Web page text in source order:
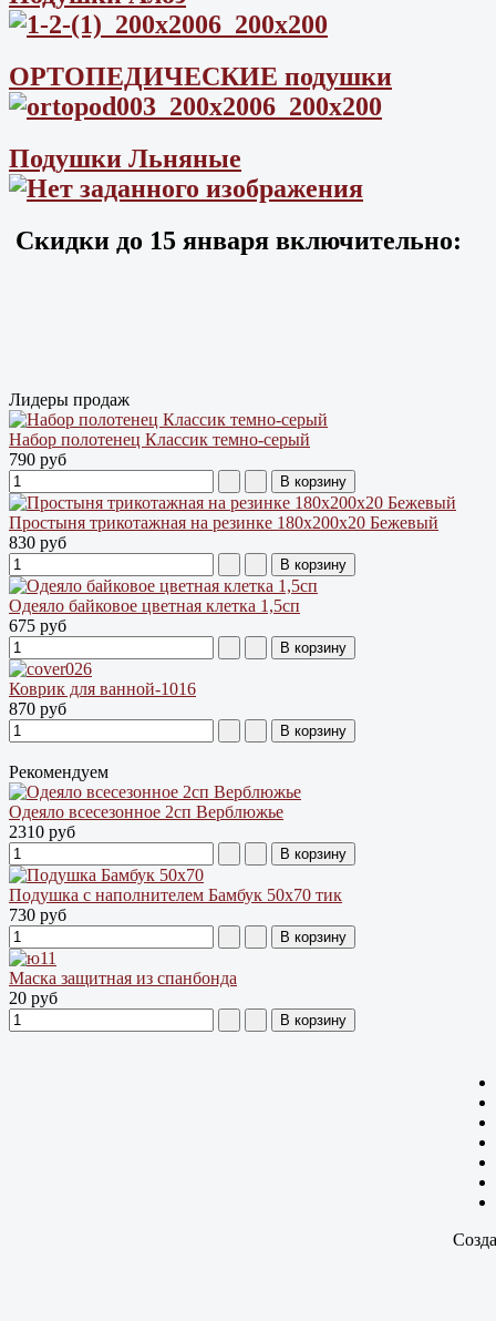
ОРТОПЕДИЧЕСКИЕ подушки
Подушки Льняные
Скидки до 15 января включительно:
Лидеры продаж
Набор полотенец Классик темно-серый
790 руб
Простыня трикотажная на резинке 180х200х20 Бежевый
830 руб
Одеяло байковое цветная клетка 1,5сп
675 руб
Коврик для ванной-1016
870 руб
Рекомендуем
Одеяло всесезонное 2сп Верблюжье
2310 руб
Подушка с наполнителем Бамбук 50х70 тик
730 руб
Маска защитная из спанбонда
20 руб